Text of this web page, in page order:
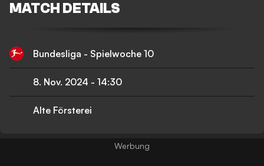
MATCH DETAILS
Bundesliga - Spielwoche 10
8. Nov. 2024 - 14:30
Alte Försterei